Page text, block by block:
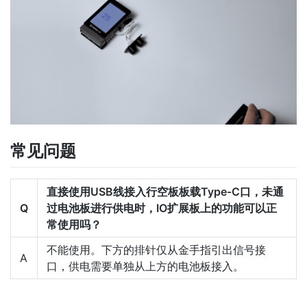
常见问题
Q
直接使用USB线接入行空板板载Type-C口，未通
过电池板进行供电时，IO扩展板上的功能可以正
常使用吗？
A
不能使用。下方的排针仅从金手指引出信号接
口，供电需要单独从上方的电池板接入。